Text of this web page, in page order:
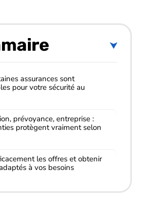
assurances sont
pour votre sécurité au
prévoyance, entreprise :
protègent vraiment selon
les offres et obtenir
à vos besoins